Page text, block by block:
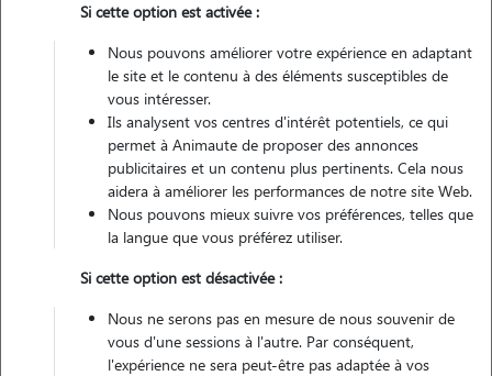
Pas d'animaux Maison
Véhiculé
Gardes réalisées
Contacter
L'envoi d'une demande est sans engagement
Si cette option est activée :
Nous pouvons améliorer votre expérience en adaptant
le site et le contenu à des éléments susceptibles de
vous intéresser.
Ils analysent vos centres d'intérêt potentiels, ce qui
permet à Animaute de proposer des annonces
publicitaires et un contenu plus pertinents. Cela nous
aidera à améliorer les performances de notre site Web.
Nous pouvons mieux suivre vos préférences, telles que
la langue que vous préférez utiliser.
Si cette option est désactivée :
Nous ne serons pas en mesure de nous souvenir de
vous d'une sessions à l'autre. Par conséquent,
l'expérience ne sera peut-être pas adaptée à vos